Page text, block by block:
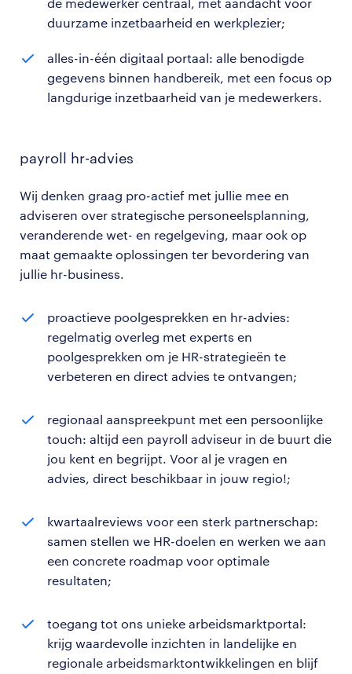
de medewerker centraal, met aandacht voor
duurzame inzetbaarheid en werkplezier;
alles-in-één digitaal portaal: alle benodigde
gegevens binnen handbereik, met een focus op
langdurige inzetbaarheid van je medewerkers.
payroll hr-advies
Wij denken graag pro-actief met jullie mee en
adviseren over strategische personeelsplanning,
veranderende wet- en regelgeving, maar ook op
maat gemaakte oplossingen ter bevordering van
jullie hr-business.
proactieve poolgesprekken en hr-advies:
regelmatig overleg met experts en
poolgesprekken om je HR-strategieën te
verbeteren en direct advies te ontvangen;
regionaal aanspreekpunt met een persoonlijke
touch: altijd een payroll adviseur in de buurt die
jou kent en begrijpt. Voor al je vragen en
advies, direct beschikbaar in jouw regio!;
kwartaalreviews voor een sterk partnerschap:
samen stellen we HR-doelen en werken we aan
een concrete roadmap voor optimale
resultaten;
toegang tot ons unieke arbeidsmarktportal:
krijg waardevolle inzichten in landelijke en
regionale arbeidsmarktontwikkelingen en blijf